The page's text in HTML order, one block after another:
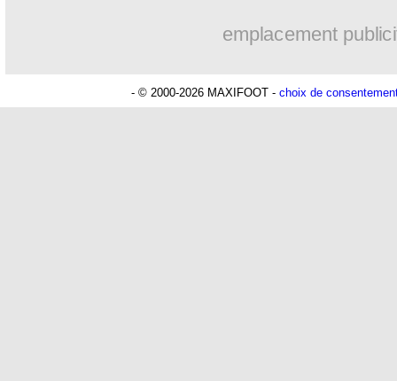
emplacement
- © 2000-2026 MAXIFOOT - choix de